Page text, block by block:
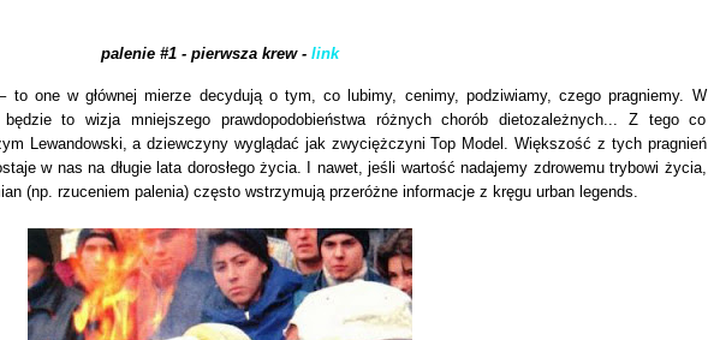
palenie #1 - pierwsza krew - link
to one w głównej mierze decydują o tym, co lubimy, cenimy, podziwiamy, czego pragniemy. W
to wizja mniejszego prawdopodobieństwa różnych chorób dietozależnych... Z tego co
Lewandowski, a dziewczyny wyglądać jak zwyciężczyni Top Model. Większość z tych pragnień
w nas na długie lata dorosłego życia. I nawet, jeśli wartość nadajemy zdrowemu trybowi życia,
(np. rzuceniem palenia) często wstrzymują przeróżne informacje z kręgu urban legends.